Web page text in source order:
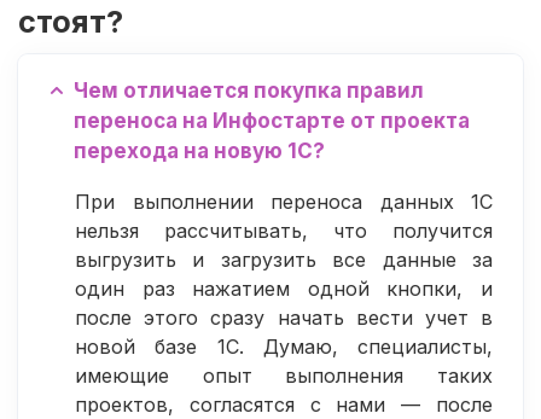
стоят?
Чем отличается покупка правил
переноса на Инфостарте от проекта
перехода на новую 1С?
При выполнении переноса данных 1С
нельзя рассчитывать, что получится
выгрузить и загрузить все данные за
один раз нажатием одной кнопки, и
после этого сразу начать вести учет в
новой базе 1С. Думаю, специалисты,
имеющие опыт выполнения таких
проектов, согласятся с нами — после